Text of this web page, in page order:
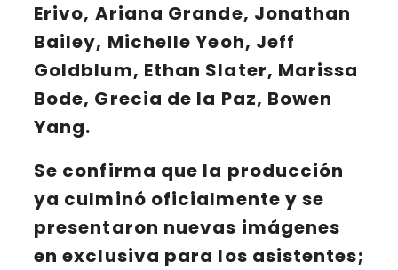
Erivo, Ariana Grande, Jonathan
Bailey, Michelle Yeoh, Jeff
Goldblum, Ethan Slater, Marissa
Bode, Grecia de la Paz, Bowen
Yang.
Se confirma que la producción
ya culminó oficialmente y se
presentaron nuevas imágenes
en exclusiva para los asistentes;